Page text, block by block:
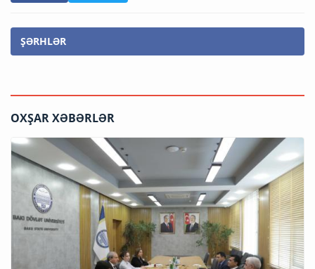
ŞƏRHLƏR
OXŞAR XƏBƏRLƏR